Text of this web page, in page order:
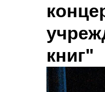
книг"